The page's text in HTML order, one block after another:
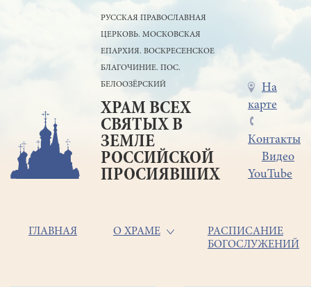
РУССКАЯ ПРАВОСЛАВНАЯ
ЦЕРКОВЬ. МОСКОВСКАЯ
ЕПАРХИЯ. ВОСКРЕСЕНСКОЕ
БЛАГОЧИНИЕ. ПОС.
БЕЛООЗЁРСКИЙ
ХРАМ ВСЕХ
СВЯТЫХ В
ЗЕМЛЕ
РОССИЙСКОЙ
ПРОСИЯВШИХ
Меню
в
шапке
На
карте
Контакты
Видео
YouTube
Основная
ГЛАВНАЯ О ХРАМЕ
РАСПИСАНИЕ
БОГОСЛУЖЕНИЙ